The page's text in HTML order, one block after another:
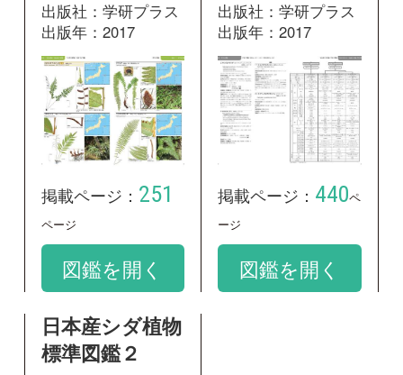
ページ
図鑑を開く 図鑑を開く
日本産シダ植物
標準図鑑２
出版社：学研プラス
出版年：2017
441
ページ
図鑑を開く